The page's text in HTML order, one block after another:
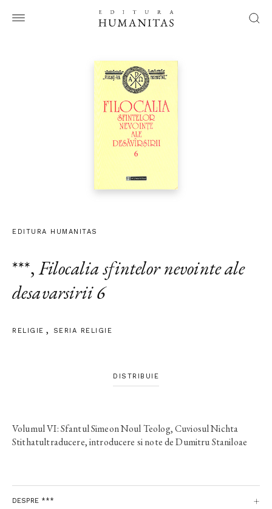
EDITURA HUMANITAS
***,Filocalia sfintelor nevointe ale
desavarsirii 6
RELIGIE SERIA RELIGIE
DISTRIBUIE
Volumul VI: Sfantul Simeon Noul Teolog, Cuviosul Nichta
Stithatultraducere, introducere si note de Dumitru Staniloae
DESPRE ***